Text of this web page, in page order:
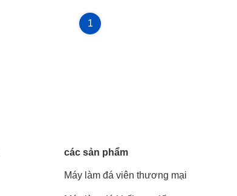
1
các sản phẩm
Máy làm đá viên thương mại